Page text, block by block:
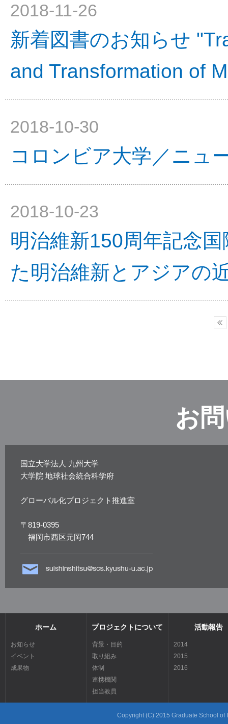
2018-11-26
新着図書のお知らせ
and Transformation of
2018-10-30
コロンビア大学／ニュ
2018-10-23
明治維新150周年記念
た明治維新とアジアの
お
国立大学法人 九州大学
大学院 地球社会統合科学府
グローバル化プロジェクト推進室
〒819-0395
福岡市西区元岡744
ホーム
お知らせ
イベント
成果物
プロジェクトについて
背景・目的
取り組み
体制
連携機関
担当教員
活動報告
2014
2015
2016
Copyright (C) 2015 Graduate School of